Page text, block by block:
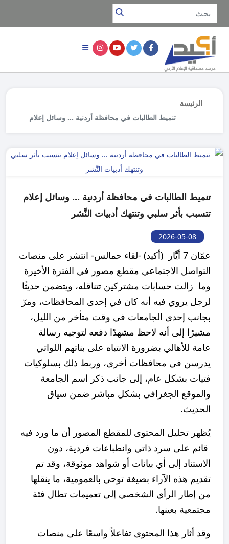
الرئيسة
تنميط الطالبات في محافظة أردنية ... وسائل إعلام
تنميط الطالبات في محافظة أردنية ... وسائل إعلام
تتسبب بأثر سلبي وتنتهك أدبيات النَّشر
2026-05-08
عمّان 7 أيَّار (أكيد) -لقاء حمالس- انتشر على منصات
التواصل الاجتماعي مقطع مصور في الفترة الأخيرة
وما زالت حسابات مشتركين تتناقله، ويتضمن حديثًا
لرجل يروي فيه أنه كان في إحدى المحافظات، ومرّ
بجانب إحدى الجامعات في وقت متأخر من الليل،
مشيرًا إلى أنه لاحظ مشهدًا دفعه لتوجيه رسالة
عامة للأهالي بضرورة الانتباه على بناتهم اللواتي
يدرسن في محافظات أخرى، وربط ذلك بسلوكيات
فتيات بشكل عام، إلى جانب ذكر اسم الجامعة
والموقع الجغرافي بشكل مباشر ضمن سياق
الحديث.
يُظهر تحليل المحتوى للمقطع المصور أن ما ورد فيه
قائم على سرد ذاتي وانطباعات فردية، دون
الاستناد إلى أي بيانات أو شواهد موثوقة، وقد تم
تقديم هذه الآراء بصيغة توحي بالعمومية، ما ينقلها
من إطار الرأي الشخصي إلى تعميمات تطال فئة
مجتمعية بعينها.
وقد أثار هذا المحتوى تفاعلاً واسعًا على منصات